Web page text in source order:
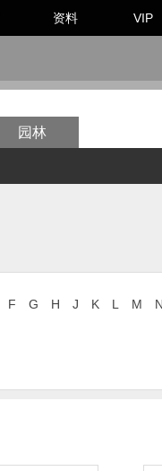
资料 VIP
园林
F G H J K L M